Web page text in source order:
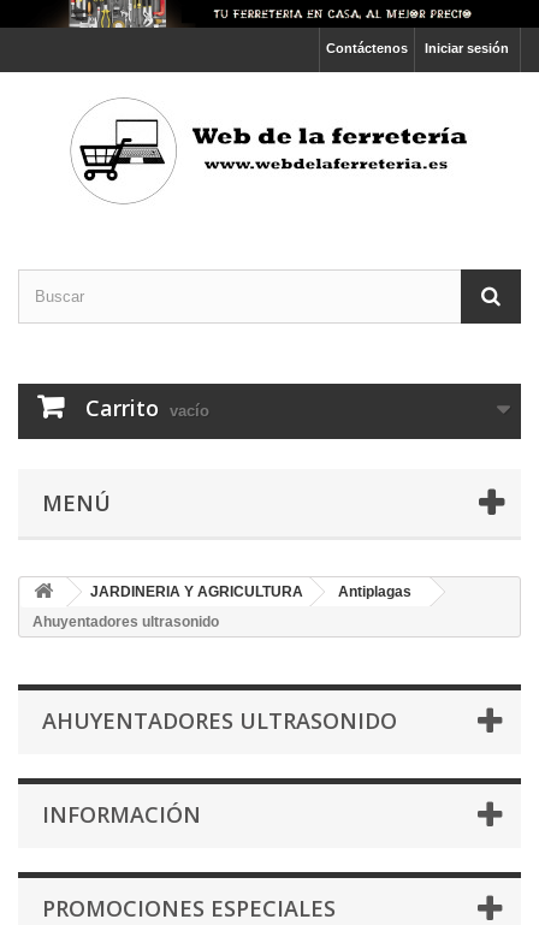
Iniciar sesión
Contáctenos
Carrito vacío
MENÚ
JARDINERIA Y AGRICULTURA
Antiplagas
Ahuyentadores ultrasonido
AHUYENTADORES ULTRASONIDO
INFORMACIÓN
PROMOCIONES ESPECIALES